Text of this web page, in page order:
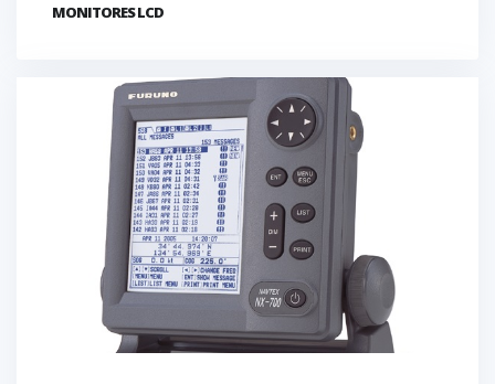
MONITORES LCD